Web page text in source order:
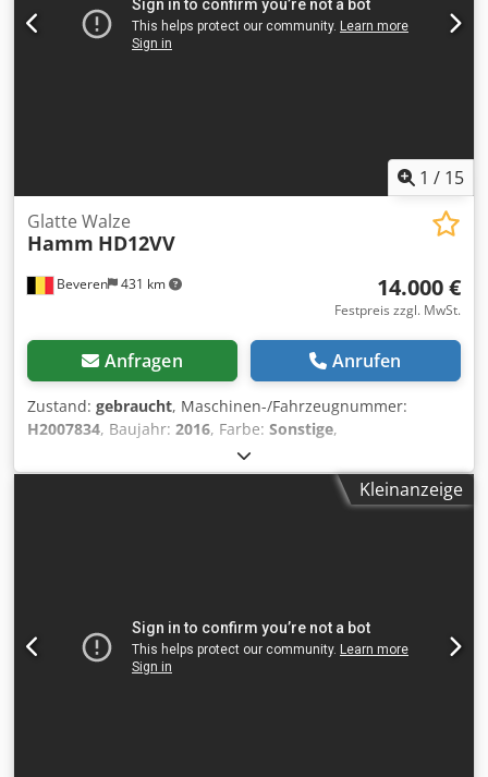
unterstützen Sie auf Niederländisch, Englisch,
Französisch, Deutsch, Spanisch und Russisch.
Dkodpfxozblako Ak Esr Entdecken Sie unser breites
1 / 15
Beveren 431 km
Glatte Walze
Hamm HD12VV
14.000 €
Festpreis zzgl. MwSt.
Anfragen Anrufen
Zustand: gebraucht, Maschinen-/Fahrzeugnummer:
H2007834, Baujahr: 2016, Farbe: Sonstige,
, Zulässiges Gesamtgewicht: 2.690
kg Motorhersteller: Kubota CE-Kennzeichnung: ja
Dkjdpfjtrfpcox Ak Ejr Maschinen zum Verkauf! Besuchen
Benötigen Sie Bilder? Kontaktieren Sie uns, und wir
senden sie Ihnen umgehend zu. Wir beraten Sie gern auf
Niederländisch, Englisch, Französisch, Deutsch, Spanisch
Kleinanzeige